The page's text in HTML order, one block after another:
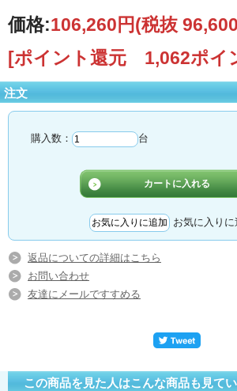
価格:106,260円(税抜
[ポイント還元 1,062ポイ
注文
購入数： 台
お気に入りに
返品についての詳細はこちら
お問い合わせ
友達にメールですすめる
この商品を見た人はこんな商品も見て